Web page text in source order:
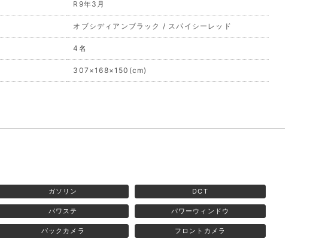
R9年3月
オブシディアンブラック / スパイシーレッド
4名
307×168×150(cm)
ガソリン DCT
パワステ パワーウィンドウ
バックカメラ フロントカメラ